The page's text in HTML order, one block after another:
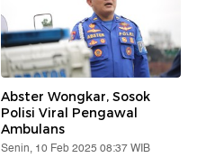
Abster Wongkar, Sosok
Polisi Viral Pengawal
Ambulans
Senin, 10 Feb 2025 08:37 WIB